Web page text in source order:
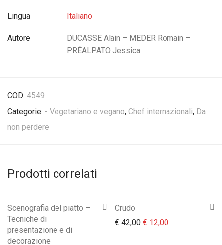
Lingua Italiano
Autore
DUCASSE Alain – MEDER Romain –
PRÉALPATO Jessica
COD: 4549
Categorie: - Vegetariano e vegano, Chef internazionali, Da
non perdere
Prodotti correlati
Scenografia del piatto –
Tecniche di
presentazione e di
decorazione
Crudo
€42,00 Il prezzo originale era:
€ 12,00Il prezzo